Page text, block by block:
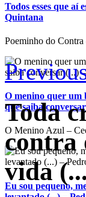
Todos esses que aí
Quintana
Poeminho do Contra
O menino quer um
que saiba
O Menino Azul –
Eu sou pequeno,
Toda
contra
vida